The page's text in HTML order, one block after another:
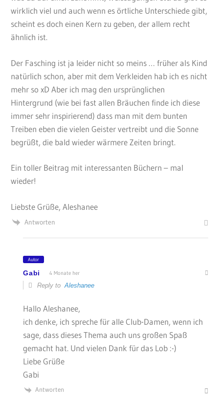
wirklich viel und auch wenn es örtliche Unterschiede gibt,
scheint es doch einen Kern zu geben, der allem recht
ähnlich ist.
Der Fasching ist ja leider nicht so meins … früher als Kind
natürlich schon, aber mit dem Verkleiden hab ich es nicht
mehr so xD Aber ich mag den ursprünglichen
Hintergrund (wie bei fast allen Bräuchen finde ich diese
immer sehr inspirierend) dass man mit dem bunten
Treiben eben die vielen Geister vertreibt und die Sonne
begrüßt, die bald wieder wärmere Zeiten bringt.
Ein toller Beitrag mit interessanten Büchern – mal
wieder!
Liebste Grüße, Aleshanee
Antworten
Autor
Gabi 4 Monate her
Reply toAleshanee
Hallo Aleshanee,
ich denke, ich spreche für alle Club-Damen, wenn ich
sage, dass dieses Thema auch uns großen Spaß
gemacht hat. Und vielen Dank für das Lob :-)
Liebe Grüße
Gabi
Antworten